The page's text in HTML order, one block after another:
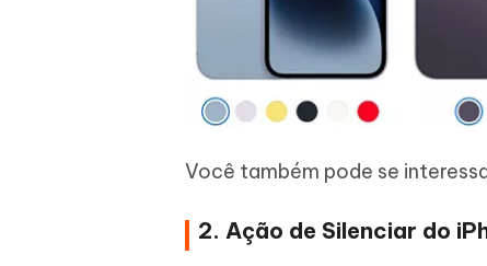
Você também pode se
2. Ação de Silenciar do